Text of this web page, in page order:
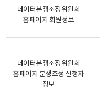
데이터분쟁조정위원회
홈페이지 회원정보
데이터분쟁조정위원회
홈페이지 분쟁조정 신청자
정보